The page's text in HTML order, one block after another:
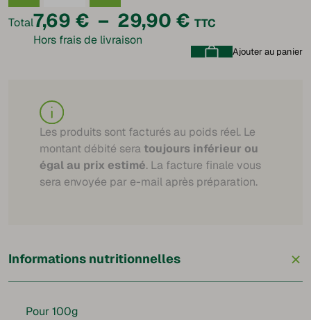
de
Échine
fumée
supérieure
Total7,69 € – 29,90 € Plage
de
à
29,90 €
TTC
Hors frais de livraison
Ajouter au panier
Les produits sont facturés au poids réel. Le
montant débité sera toujours inférieur ou
égal au prix estimé. La facture finale vous
sera envoyée par e-mail après préparation.
Informations nutritionnelles +
Pour 100g